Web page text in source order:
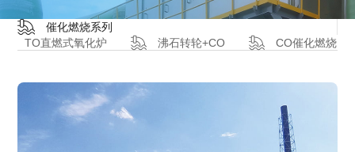
催化燃烧系列
TO直燃式氧化炉
沸石转轮+CO CO催化燃烧